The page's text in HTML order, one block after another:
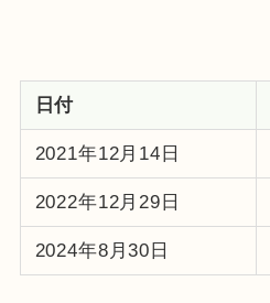
日付
2021年12月14日
2022年12月29日
2024年8月30日